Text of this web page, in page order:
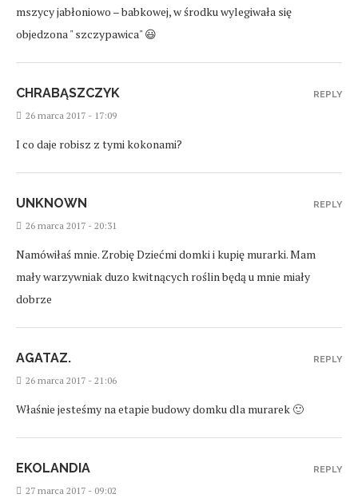
mszycy jabłoniowo – babkowej, w środku wylegiwała się
objedzona " szczypawica" 😃
CHRABĄSZCZYK
26 marca 2017 - 17:09
I co daje robisz z tymi kokonami?
REPLY
UNKNOWN
26 marca 2017 - 20:31
Namówiłaś mnie. Zrobię Dziećmi domki i kupię murarki. Mam
mały warzywniak duzo kwitnących roślin będą u mnie miały
dobrze
REPLY
AGATAZ.
26 marca 2017 - 21:06
Właśnie jesteśmy na etapie budowy domku dla murarek 🙂
REPLY
EKOLANDIA
27 marca 2017 - 09:02
REPLY